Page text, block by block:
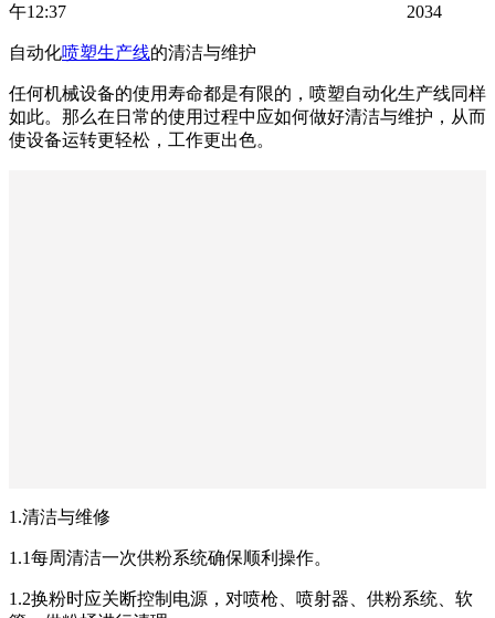
午12:37 2034
自动化喷塑生产线的清洁与维护
任何机械设备的使用寿命都是有限的，喷塑自动化生产线同样
如此。那么在日常的使用过程中应如何做好清洁与维护，从而
使设备运转更轻松，工作更出色。
1.清洁与维修
1.1每周清洁一次供粉系统确保顺利操作。
1.2换粉时应关断控制电源，对喷枪、喷射器、供粉系统、软